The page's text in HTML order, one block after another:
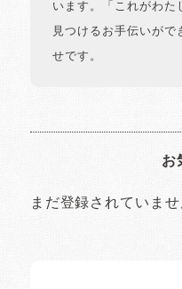
います。「これがわた
見つけるお手伝いが
せです。
お
まだ登録されていませ